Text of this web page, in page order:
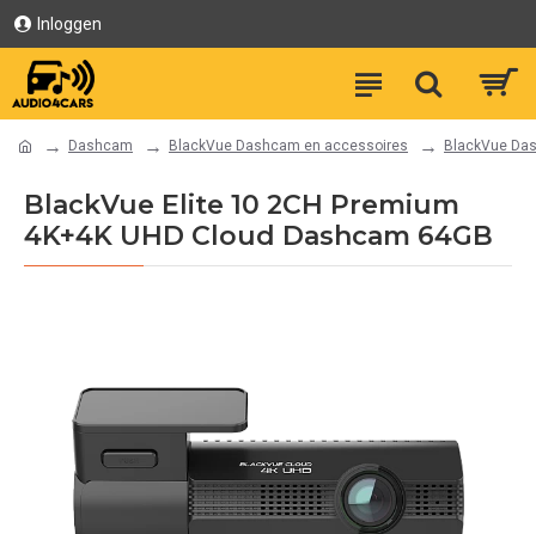
Inloggen
Dashcam BlackVue Dashcam en accessoires BlackVue
BlackVue Elite 10 2CH Premium
4K+4K UHD Cloud Dashcam 64GB